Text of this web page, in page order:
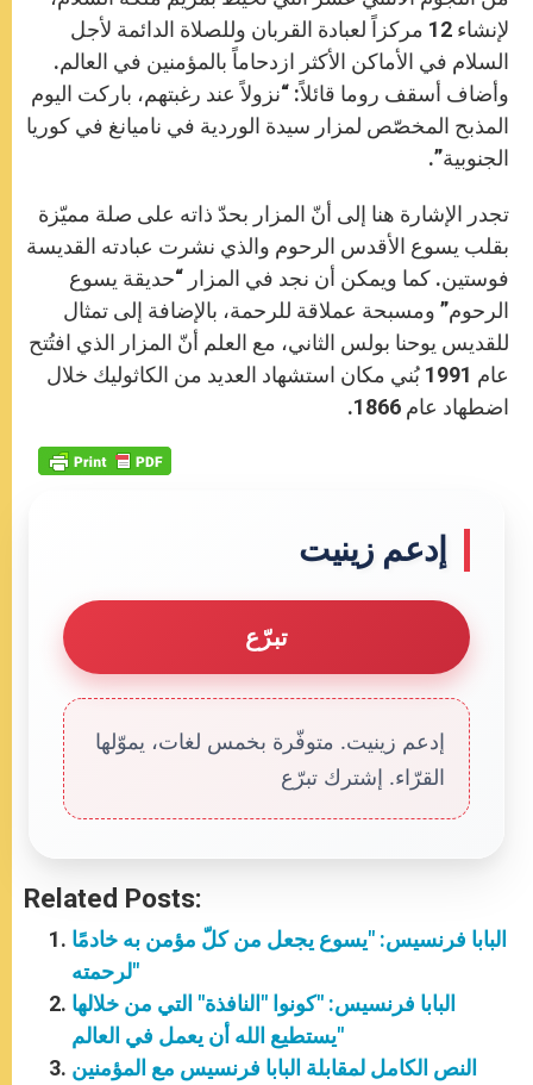
لإنشاء 12 مركزاً لعبادة القربان وللصلاة الدائمة لأجل
السلام في الأماكن الأكثر ازدحاماً بالمؤمنين في العالم.
وأضاف أسقف روما قائلاً: “نزولاً عند رغبتهم، باركت اليوم
المذبح المخصّص لمزار سيدة الوردية في ناميانغ في كوريا
الجنوبية”.
تجدر الإشارة هنا إلى أنّ المزار بحدّ ذاته على صلة مميّزة
بقلب يسوع الأقدس الرحوم والذي نشرت عبادته القديسة
فوستين. كما ويمكن أن نجد في المزار “حديقة يسوع
الرحوم” ومسبحة عملاقة للرحمة، بالإضافة إلى تمثال
للقديس يوحنا بولس الثاني، مع العلم أنّ المزار الذي افتُتح
عام 1991 بُني مكان استشهاد العديد من الكاثوليك خلال
اضطهاد عام 1866.
إدعم زينيت
تبرّع
إدعم زينيت. متوفّرة بخمس لغات، يموّلها
القرّاء. إشترك تبرّع
Related Posts:
البابا فرنسيس: "يسوع يجعل من كلّ مؤمن به خادمًا
لرحمته"
البابا فرنسيس: "كونوا "النافذة" التي من خلالها
يستطيع الله أن يعمل في العالم"
النص الكامل لمقابلة البابا فرنسيس مع المؤمنين